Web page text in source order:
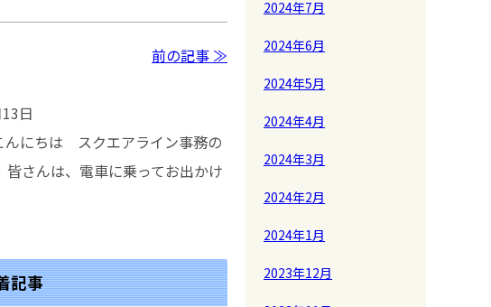
前の記事 ≫
日
にちは スクエアライン事務の
皆さんは、電車に乗ってお出かけ
記事
2024年7月
2024年6月
2024年5月
2024年4月
2024年3月
2024年2月
2024年1月
2023年12月